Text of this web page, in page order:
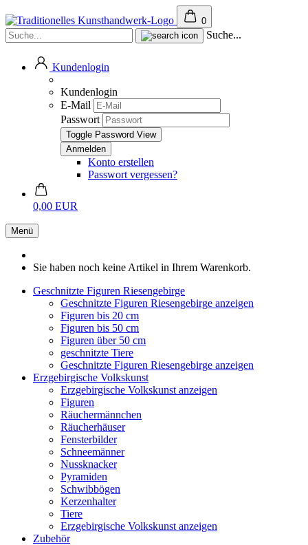
0
Suche...
Kundenlogin
Kundenlogin
E-Mail
Passwort
Toggle Password View
Konto erstellen
Passwort vergessen?
0,00 EUR
Menü
Sie haben noch keine Artikel in Ihrem Warenkorb.
Geschnitzte Figuren Riesengebirge
Geschnitzte Figuren Riesengebirge anzeigen
Figuren bis 20 cm
Figuren bis 50 cm
Figuren über 50 cm
geschnitzte Tiere
Geschnitzte Figuren Riesengebirge anzeigen
Erzgebirgische Volkskunst
Erzgebirgische Volkskunst anzeigen
Figuren
Räuchermännchen
Räucherhäuser
Fensterbilder
Schneemänner
Nussknacker
Pyramiden
Schwibbögen
Kerzenhalter
Tiere
Erzgebirgische Volkskunst anzeigen
Zubehör